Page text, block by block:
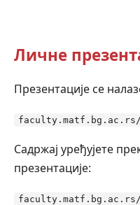
Личне
Презентације се
faculty.matf.bg.ac.rs/
Садржај уређујете
презентације:
faculty.matf.bg.ac.rs/